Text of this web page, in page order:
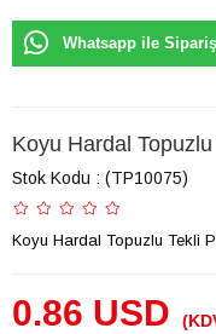
Whatsapp ile
Koyu Hardal
Stok Kodu (TP10075)
Koyu Hardal Topuzlu Tekli
0.86 USD